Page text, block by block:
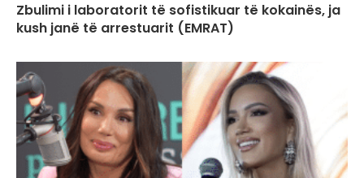
Zbulimi i laboratorit të sofistikuar të kokainës, ja
kush janë të arrestuarit (EMRAT)